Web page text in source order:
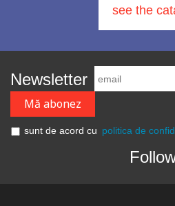
see the
Newsletter
sunt de acord cu politica de